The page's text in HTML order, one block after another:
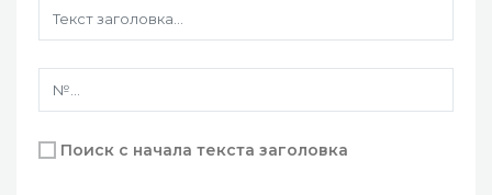
Поиск с начала текста заголовка